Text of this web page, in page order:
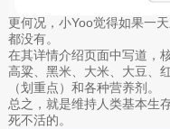
更何况，小Yoo觉得如果一
都没有。
在其详情介绍页面中写道，
高粱、黑米、大米、大豆、
（划重点）和各种营养剂。
总之，就是维持人类基本生
死不活的。